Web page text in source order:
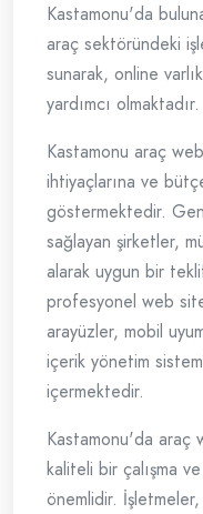
Kastamonu'da
araç sektöründeki
sunarak, online
yardımcı olmaktadır.
Kastamonu araç
ihtiyaçlarına ve
göstermektedir.
sağlayan şirketler,
alarak uygun bir
profesyonel web
arayüzler, mobil
içerik yönetim
içermektedir.
Kastamonu'da araç
kaliteli bir çalışma
önemlidir.